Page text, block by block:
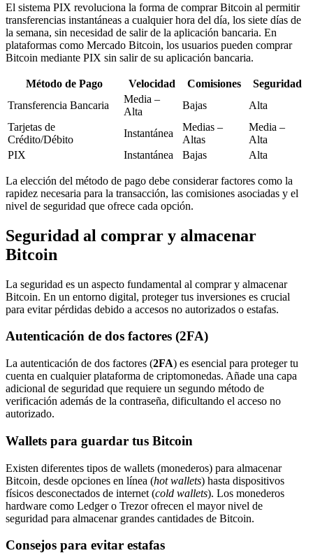
El sistema PIX revoluciona la forma de comprar Bitcoin al permitir
transferencias instantáneas a cualquier hora del día, los siete días de
la semana, sin necesidad de salir de la aplicación bancaria. En
plataformas como Mercado Bitcoin, los usuarios pueden comprar
Bitcoin mediante PIX sin salir de su aplicación bancaria.
Método de Pago Velocidad Comisiones
Seguridad
Transferencia Bancaria
Media –
Alta
Bajas
Alta
Tarjetas de
Crédito/Débito
Instantánea
Medias –
Altas
Media –
Alta
PIX
Instantánea Bajas Alta
La elección del método de pago debe considerar factores como la
rapidez necesaria para la transacción, las comisiones asociadas y el
nivel de seguridad que ofrece cada opción.
Seguridad al comprar y almacenar
Bitcoin
La seguridad es un aspecto fundamental al comprar y almacenar
Bitcoin. En un entorno digital, proteger tus inversiones es crucial
para evitar pérdidas debido a accesos no autorizados o estafas.
Autenticación de dos factores (2FA)
La autenticación de dos factores (2FA) es esencial para proteger tu
cuenta en cualquier plataforma de criptomonedas. Añade una capa
adicional de seguridad que requiere un segundo método de
verificación además de la contraseña, dificultando el acceso no
autorizado.
Wallets para guardar tus Bitcoin
Existen diferentes tipos de wallets (monederos) para almacenar
Bitcoin, desde opciones en línea (hot wallets) hasta dispositivos
físicos desconectados de internet (cold wallets). Los monederos
hardware como Ledger o Trezor ofrecen el mayor nivel de
seguridad para almacenar grandes cantidades de Bitcoin.
Consejos para evitar estafas